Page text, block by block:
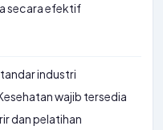
secara efektif
industri
wajib tersedia
dan pelatihan